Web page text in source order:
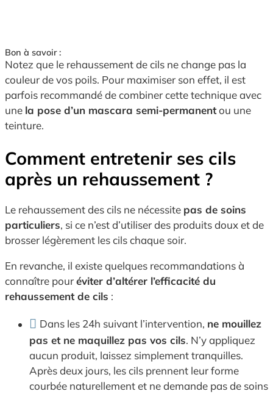
Bon à savoir :
Notez que le rehaussement de cils ne change pas la
couleur de vos poils. Pour maximiser son effet, il est
parfois recommandé de combiner cette technique avec
une la pose d’un mascara semi-permanentou une
teinture.
Comment entretenir ses cils
après un rehaussement ?
Le rehaussement des cils ne nécessite pas de soins
particuliers, si ce n’est d’utiliser des produits doux et de
brosser légèrement les cils chaque soir.
En revanche, il existe quelques recommandations à
connaître pouréviter d’altérer l’efficacité du
rehaussement de cils :
Dans les 24h suivant l’intervention, ne mouillez
pas et ne maquillez pas vos cils. N’y appliquez
aucun produit, laissez simplement tranquilles.
Après deux jours, les cils prennent leur forme
courbée naturellement et ne demande pas de soins